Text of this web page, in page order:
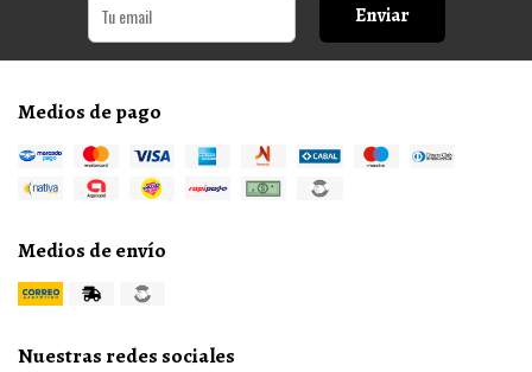
Enviar
Medios de pago
Medios de envío
Nuestras redes sociales